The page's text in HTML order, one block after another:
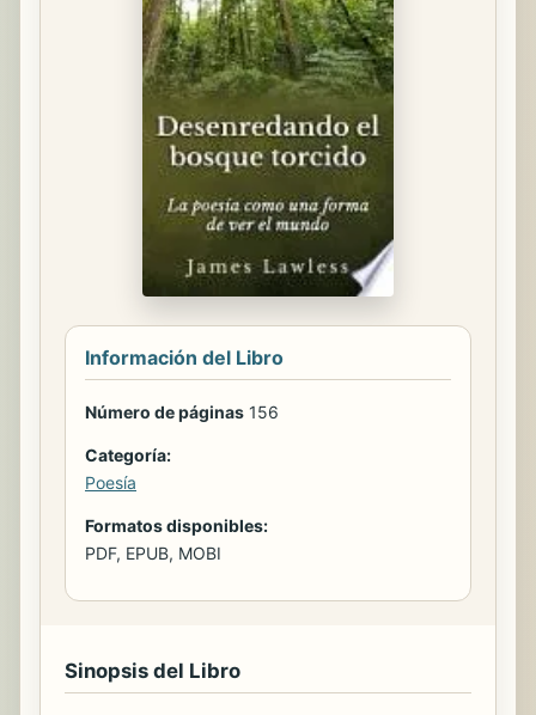
Información del Libro
Número de páginas 156
Categoría:
Poesía
Formatos disponibles:
PDF, EPUB, MOBI
Sinopsis del Libro